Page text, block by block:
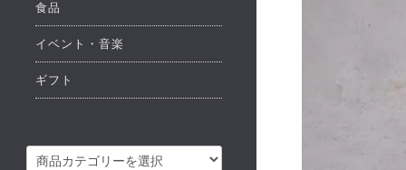
食品
イベント・音楽
ギフト